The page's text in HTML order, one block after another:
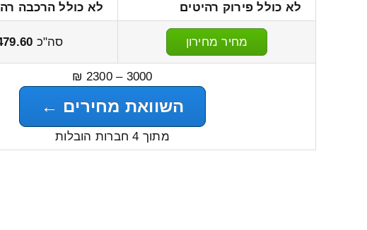
לא כולל פירוק רהיטים
לא כולל הרכבה
מחיר מחירון סה"כ
3000 – 2300 ₪
השוואת מחירים ←
מתוך 4 חברות הובלות